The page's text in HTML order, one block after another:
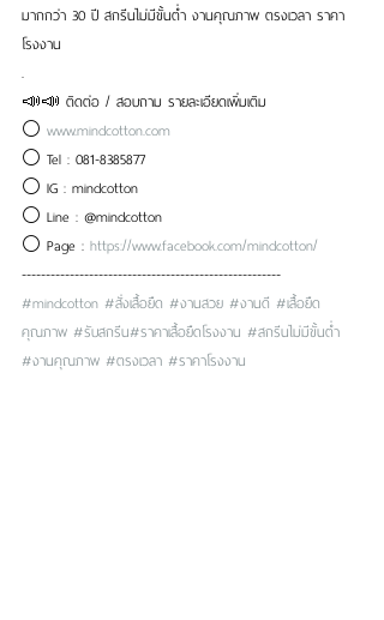
มากกว่า 30 ปี สกรีนไม่มีขั้นต่ำ งานคุณภาพ ตรงเวลา ราคา
โรงงาน
.
📣📣 ติดต่อ / สอบถาม รายละเอียดเพิ่มเติม
⚪ www.mindcotton.com
⚪ Tel : 081-8385877
⚪ IG : mindcotton
⚪ Line : @mindcotton
⚪ Page : https://www.facebook.com/mindcotton/
------------------------------------------------------
#mindcotton #สั่งเสื้อยืด #งานสวย #งานดี #เสื้อยืด
คุณภาพ #รับสกรีน#ราคาเสื้อยืดโรงงาน #สกรีนไม่มีขั้นต่ำ
#งานคุณภาพ #ตรงเวลา #ราคาโรงงาน